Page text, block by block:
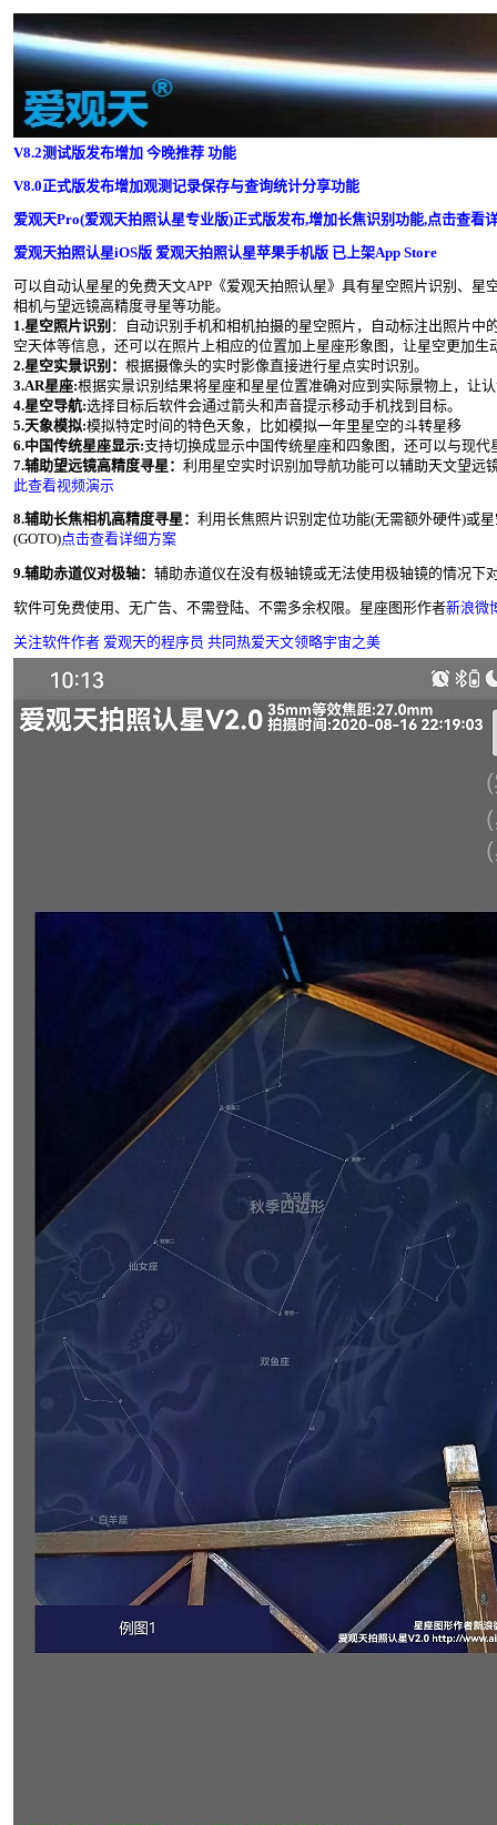
V8.2测试版发布增加 今晚推荐 功能
V8.0正式版发布增加观测记录保存与查询统计分享功能
爱观天Pro(爱观天拍照认星专业版)正式版发布,增加长焦识别功能,点击查看
爱观天拍照认星iOS版 爱观天拍照认星苹果手机版 已上架App Store
可以自动认星星的免费天文APP《爱观天拍照认星》具有星空照片识别、
相机与望远镜高精度寻星等功能。
1.星空照片识别 ：自动识别手机和相机拍摄的星空照片，自动标注出照片
空天体等信息，还可以在照片上相应的位置加上星座形象图，让星空更加生
2.星空实景识别： 根据摄像头的实时影像直接进行星点实时识别。
3.AR星座:根据实景识别结果将星座和星星位置准确对应到实际景物上，让
4.星空导航:选择目标后软件会通过箭头和声音提示移动手机找到目标。
5.天象模拟:模拟特定时间的特色天象，比如模拟一年里星空的斗转星移
6.中国传统星座显示:支持切换成显示中国传统星座和四象图，还可以与现代
7.辅助望远镜高精度寻星： 利用星空实时识别加导航功能可以辅助天文望远
此查看视频演示
8.辅助长焦相机高精度寻星： 利用长焦照片识别定位功能(无需额外硬件)或
(GOTO)点击查看详细方案
9.辅助赤道仪对极轴： 辅助赤道仪在没有极轴镜或无法使用极轴镜的情况下
软件可免费使用、无广告、不需登陆、不需多余权限。星座图形作者新浪微
关注软件作者 爱观天的程序员 共同热爱天文领略宇宙之美